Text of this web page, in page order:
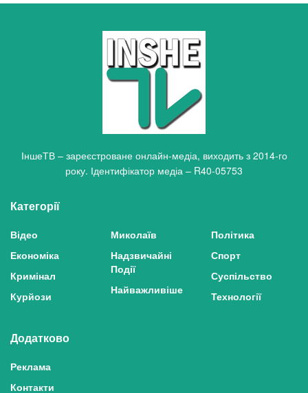
ІншеТВ – зареєстроване онлайн-медіа, виходить з 2014-го
року. Ідентифікатор медіа – R40-05753
Категорії
Відео
Економіка
Кримінал
Курйози
Миколаїв
Надзвичайні
Події
Найважливіше
Політика
Спорт
Суспільство
Технології
Додатково
Реклама
Контакти